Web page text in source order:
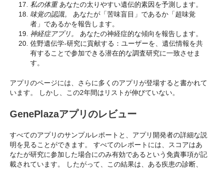
私の体重あなたの太りやすい遺伝的素因を予測します。
味覚の認識。 あなたが「苦味盲目」であるか「超味覚
者」であるかを報告します。
神経症アプリ。 あなたの神経症的な傾向を報告します。
佐野遺伝学-研究に貢献する：ユーザーを、遺伝情報を共
有することで参加できる潜在的な調査研究に一致させま
す。
アプリのページには、さらに多くのアプリが登場すると書かれて
います。 しかし、この2年間はリストが伸びていない。
GenePlazaアプリのレビュー
すべてのアプリのサンプルレポートと、アプリ開発者の詳細な説
明を見ることができます。 すべてのレポートには、スコアはあ
なたが研究に参加した場合にのみ有効であるという免責事項が記
載されています。 したがって、この結果は、ある疾患の診断、